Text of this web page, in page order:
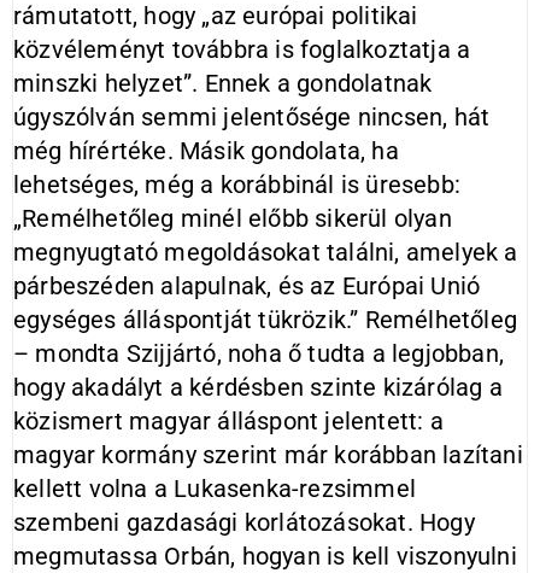
rámutatott, hogy „az európai politikai
közvéleményt továbbra is foglalkoztatja a
minszki helyzet”. Ennek a gondolatnak
úgyszólván semmi jelentősége nincsen, hát
még hírértéke. Másik gondolata, ha
lehetséges, még a korábbinál is üresebb:
„Remélhetőleg minél előbb sikerül olyan
megnyugtató megoldásokat találni, amelyek a
párbeszéden alapulnak, és az Európai Unió
egységes álláspontját tükrözik.” Remélhetőleg
– mondta Szijjártó, noha ő tudta a legjobban,
hogy akadályt a kérdésben szinte kizárólag a
közismert magyar álláspont jelentett: a
magyar kormány szerint már korábban lazítani
kellett volna a Lukasenka-rezsimmel
szembeni gazdasági korlátozásokat. Hogy
megmutassa Orbán, hogyan is kell viszonyulni